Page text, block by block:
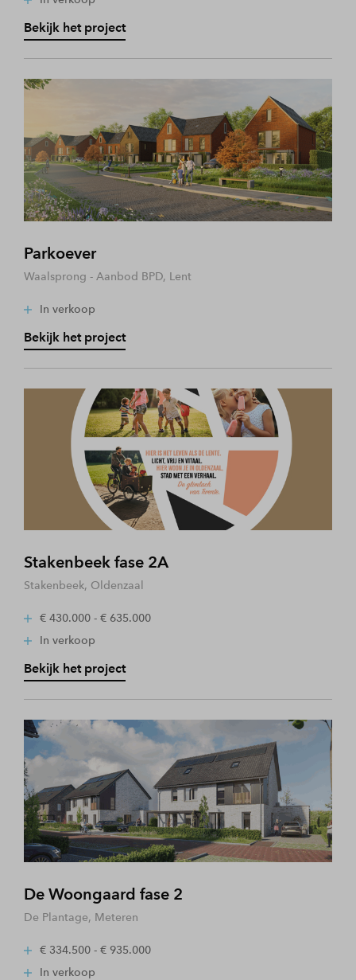
Bekijk het project
Parkoever
Waalsprong - Aanbod BPD, Lent
In verkoop
Bekijk het project
Stakenbeek fase 2A
Stakenbeek, Oldenzaal
€ 430.000 - € 635.000
In verkoop
Bekijk het project
De Woongaard fase 2
De Plantage, Meteren
€ 334.500 - € 935.000
In verkoop